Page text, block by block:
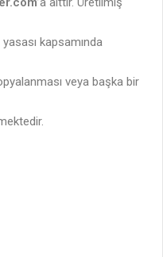
kapsamında
veya başka bir